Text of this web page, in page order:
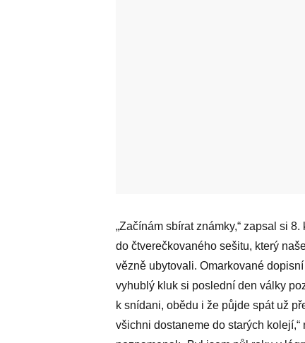
„Začínám sbírat známky,“ zapsal si
do čtverečkovaného sešitu, který
vězně ubytovali. Omarkované
vyhublý kluk si poslední den války
k snídani, obědu i že půjde spát už
všichni dostaneme do starých